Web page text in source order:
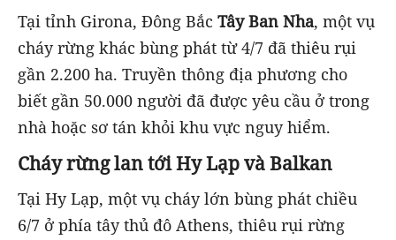
Tại tỉnh Girona, Đông Bắc Tây Ban Nha, một vụ
cháy rừng khác bùng phát từ 4/7 đã thiêu rụi
gần 2.200 ha. Truyền thông địa phương cho
biết gần 50.000 người đã được yêu cầu ở trong
nhà hoặc sơ tán khỏi khu vực nguy hiểm.
Cháy rừng lan tới Hy Lạp và Balkan
Tại Hy Lạp, một vụ cháy lớn bùng phát chiều
6/7 ở phía tây thủ đô Athens, thiêu rụi rừng